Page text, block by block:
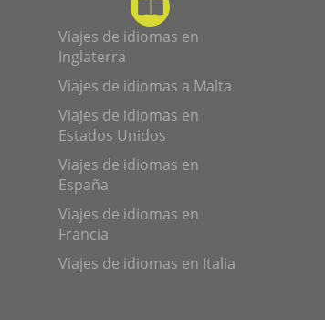
Viajes de idiomas en
Inglaterra
Viajes de idiomas a Malta
Viajes de idiomas en
Estados Unidos
Viajes de idiomas en
España
Viajes de idiomas en
Francia
Viajes de idiomas en Italia